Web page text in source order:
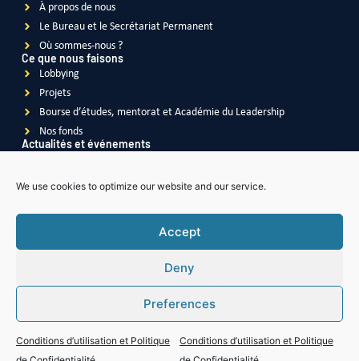
We use cookies to optimize our website and our service.
Accept
Deny
Preferences
Conditions d’utilisation et Politique
Conditions d’utilisation et Politique
À propos de nous
Le Bureau et le Secrétariat Permanent
Où sommes-nous ?
Ce que nous faisons
Lobbying
Projets
Bourse d’études, mentorat et Académie du Leadership
Nos fonds
Actualités et événements
Publications
Soroptimist
Soroptimist Internationalde la Grande Bretagne & l'Irlande
Soroptimist Internationalde l'Asie du Sud-Est Pacifique
Soroptimist International des Amériques
Soroptimist Internationald'Afrique